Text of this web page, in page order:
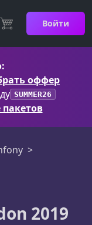
Войти
оффер
SUMMER26
2019